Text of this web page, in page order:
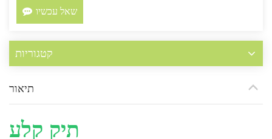
שאל עכשיו
קטגוריות
תיאור
תיק קלע